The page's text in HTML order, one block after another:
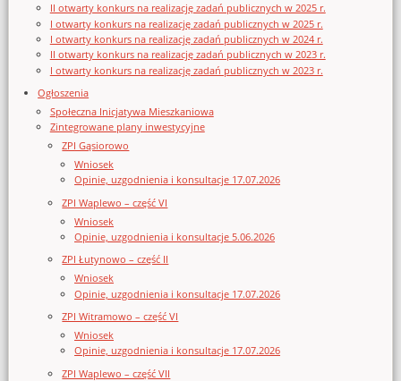
II otwarty konkurs na realizację zadań publicznych w 2025 r.
I otwarty konkurs na realizację zadań publicznych w 2025 r.
I otwarty konkurs na realizację zadań publicznych w 2024 r.
II otwarty konkurs na realizację zadań publicznych w 2023 r.
I otwarty konkurs na realizację zadań publicznych w 2023 r.
Ogłoszenia
Społeczna Inicjatywa Mieszkaniowa
Zintegrowane plany inwestycyjne
ZPI Gąsiorowo
Wniosek
Opinie, uzgodnienia i konsultacje 17.07.2026
ZPI Waplewo – część VI
Wniosek
Opinie, uzgodnienia i konsultacje 5.06.2026
ZPI Łutynowo – część II
Wniosek
Opinie, uzgodnienia i konsultacje 17.07.2026
ZPI Witramowo – część VI
Wniosek
Opinie, uzgodnienia i konsultacje 17.07.2026
ZPI Waplewo – część VII